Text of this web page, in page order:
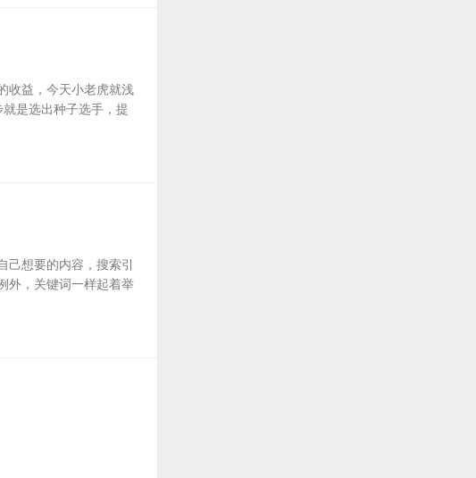
收益，今天小老虎就浅
是选出种子选手，提
己想要的内容，搜索引
外，关键词一样起着举